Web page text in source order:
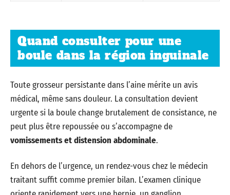
Quand consulter pour une
boule dans la région inguinale
Toute grosseur persistante dans l’aine mérite un avis
médical, même sans douleur. La consultation devient
urgente si la boule change brutalement de consistance, ne
peut plus être repoussée ou s’accompagne de
vomissements et distension abdominale.
En dehors de l’urgence, un rendez-vous chez le médecin
traitant suffit comme premier bilan. L’examen clinique